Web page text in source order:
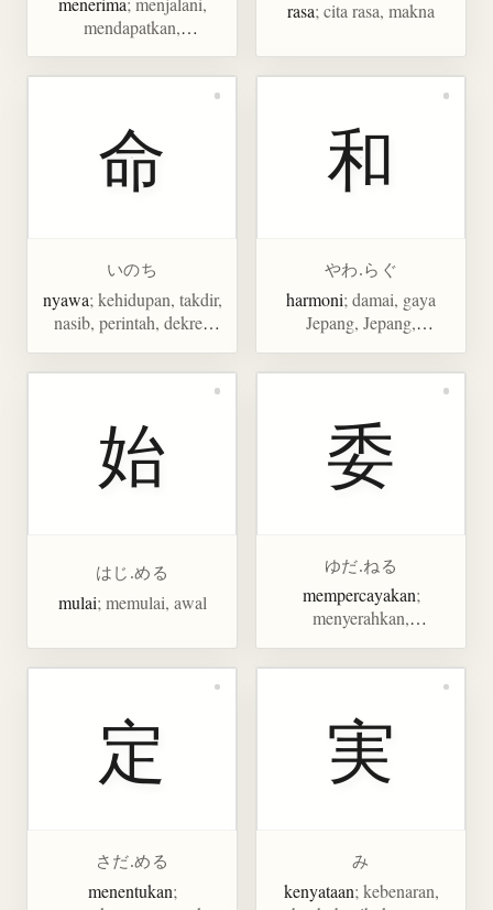
mendapatkan,
menangkap, mengikuti
rasa; cita rasa, makna
命
いのち
nyawa; kehidupan, takdir,
nasib, perintah, dekret,
和
やわ.らぐ
harmoni; damai, gaya
Jepang, Jepang,
始
はじ.める
mulai; memulai, awal
委
ゆだ.ねる
mempercayakan;
menyerahkan,
panitia
定
さだ.める
menentukan;
実
み
kenyataan; kebenaran,